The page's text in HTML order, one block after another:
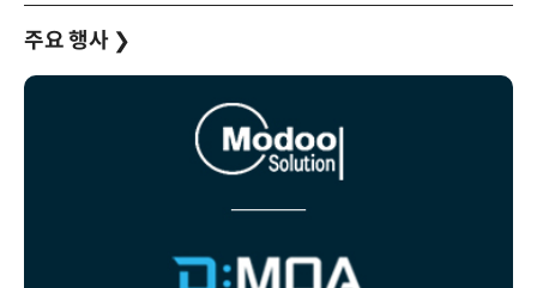
주요 행사 ❯